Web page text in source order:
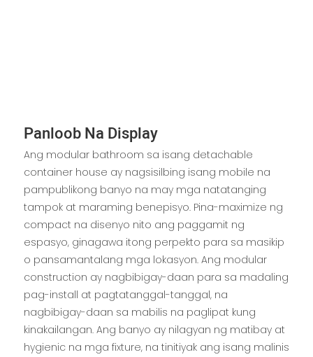
Panloob Na Display
Ang modular bathroom sa isang detachable
container house ay nagsisilbing isang mobile na
pampublikong banyo na may mga natatanging
tampok at maraming benepisyo. Pina-maximize ng
compact na disenyo nito ang paggamit ng
espasyo, ginagawa itong perpekto para sa masikip
o pansamantalang mga lokasyon. Ang modular
construction ay nagbibigay-daan para sa madaling
pag-install at pagtatanggal-tanggal, na
nagbibigay-daan sa mabilis na paglipat kung
kinakailangan. Ang banyo ay nilagyan ng matibay at
hygienic na mga fixture, na tinitiyak ang isang malinis